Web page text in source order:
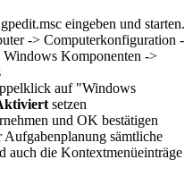
eingeben und starten.
-> Computerkonfiguration -
Komponenten ->
auf "Windows
setzen
und OK bestätigen
sämtliche
auch die Kontextmenüeinträge